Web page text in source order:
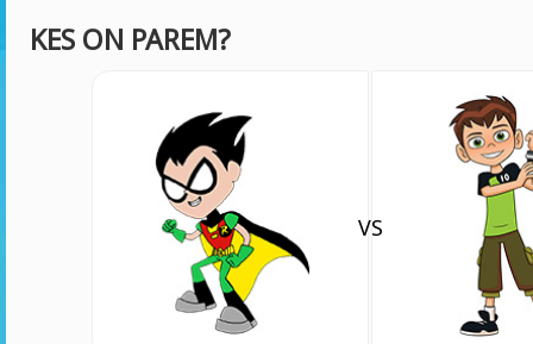
KES ON PAREM?
VS